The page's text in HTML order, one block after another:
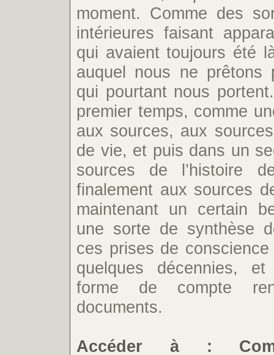
moment. Comme des
intérieures faisant
qui avaient toujours été
auquel nous ne prêtons
qui pourtant nous
premier temps, comme
aux sources, aux
de vie, et puis dans un
sources de l’histoire
finalement aux sources
maintenant un certain
une sorte de synthèse
ces prises de
quelques décennies,
forme de compte
documents.
Accéder à :